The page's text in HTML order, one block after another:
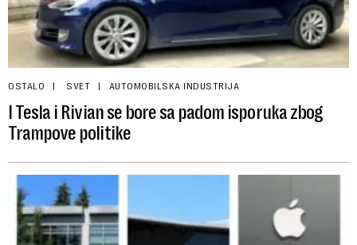
OSTALO SVET AUTOMOBILSKA INDUSTRIJA
I Tesla i Rivian se bore sa padom isporuka zbog
Trampove politike